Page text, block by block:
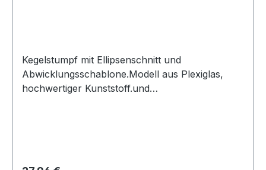
Kegelstumpf mit Ellipsenschnitt und
Abwicklungsschablone.Modell aus Plexiglas,
hochwertiger Kunststoff.und